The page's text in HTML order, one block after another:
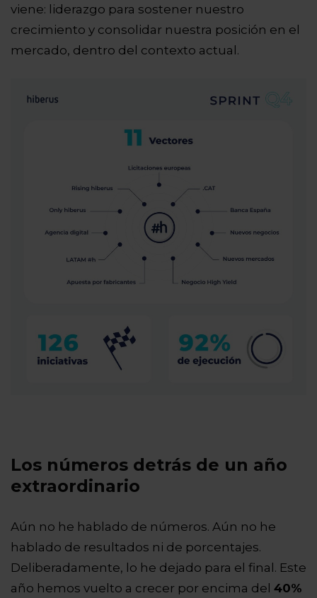
viene: liderazgo para sostener nuestro
crecimiento y consolidar nuestra posición en el
mercado, dentro del contexto actual.
Los números detrás de un año
extraordinario
Aún no he hablado de números. Aún no he
hablado de resultados ni de porcentajes.
Deliberadamente, lo he dejado para el final. Este
año hemos vuelto a crecer por encima del 40%